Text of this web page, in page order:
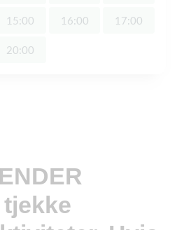
15:00 16:00 17:00
20:00